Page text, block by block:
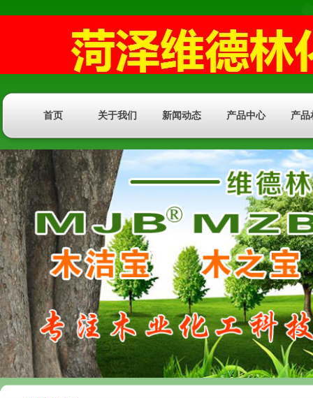
首页 关于我们 新闻动态 产品中心 产品